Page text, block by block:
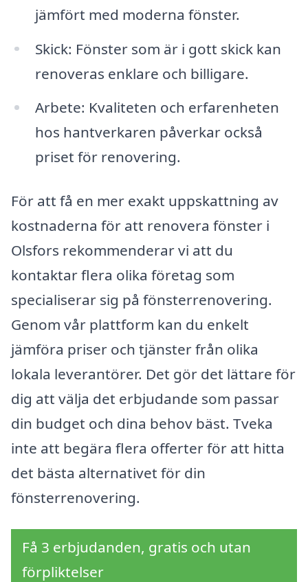
jämfört med moderna fönster.
Skick: Fönster som är i gott skick kan
renoveras enklare och billigare.
Arbete: Kvaliteten och erfarenheten
hos hantverkaren påverkar också
priset för renovering.
För att få en mer exakt uppskattning av
kostnaderna för att renovera fönster i
Olsfors rekommenderar vi att du
kontaktar flera olika företag som
specialiserar sig på fönsterrenovering.
Genom vår plattform kan du enkelt
jämföra priser och tjänster från olika
lokala leverantörer. Det gör det lättare för
dig att välja det erbjudande som passar
din budget och dina behov bäst. Tveka
inte att begära flera offerter för att hitta
det bästa alternativet för din
fönsterrenovering.
Få 3 erbjudanden, gratis och utan
förpliktelser